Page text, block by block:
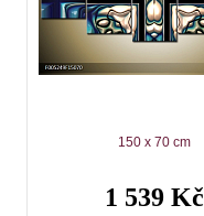
150 x 70 cm
1 539 Kč